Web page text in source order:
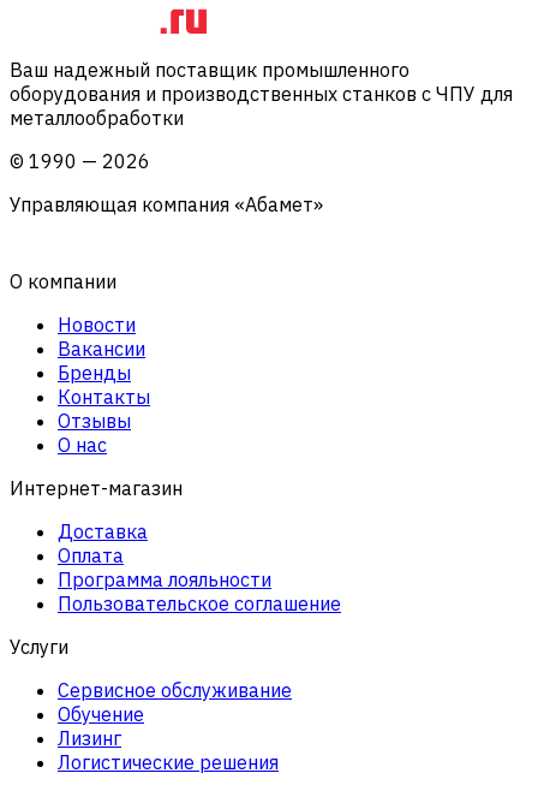
Ваш надежный поставщик промышленного
оборудования и производственных станков с ЧПУ для
металлообработки
© 1990 — 2026
Управляющая компания «Абамет»
О компании
Новости
Вакансии
Бренды
Контакты
Отзывы
О нас
Интернет-магазин
Доставка
Оплата
Программа лояльности
Пользовательское соглашение
Услуги
Сервисное обслуживание
Обучение
Лизинг
Логистические решения